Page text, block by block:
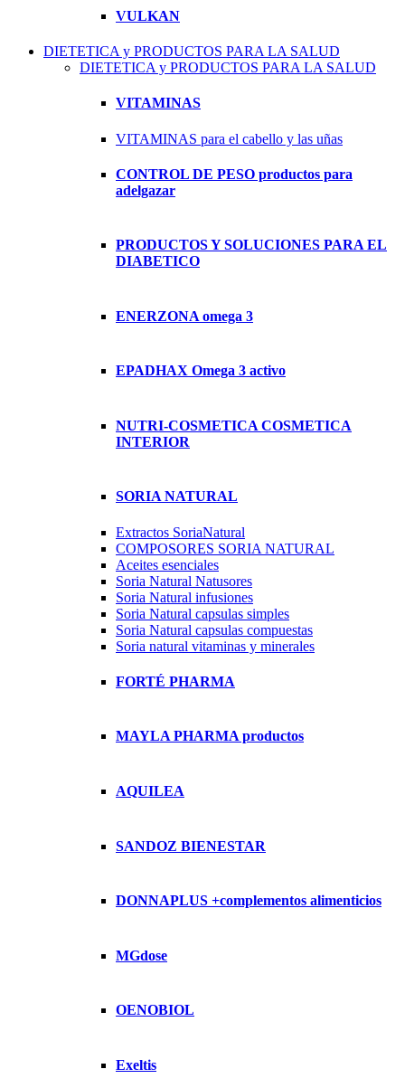
VULKAN
DIETETICA y PRODUCTOS PARA LA SALUD
DIETETICA y PRODUCTOS PARA LA SALUD
VITAMINAS
VITAMINAS para el cabello y las uñas
CONTROL DE PESO productos para
adelgazar
PRODUCTOS Y SOLUCIONES PARA EL
DIABETICO
ENERZONA omega 3
EPADHAX Omega 3 activo
NUTRI-COSMETICA COSMETICA
INTERIOR
SORIA NATURAL
Extractos SoriaNatural
COMPOSORES SORIA NATURAL
Aceites esenciales
Soria Natural Natusores
Soria Natural infusiones
Soria Natural capsulas simples
Soria Natural capsulas compuestas
Soria natural vitaminas y minerales
FORTÉ PHARMA
MAYLA PHARMA productos
AQUILEA
SANDOZ BIENESTAR
DONNAPLUS +complementos alimenticios
MGdose
OENOBIOL
Exeltis